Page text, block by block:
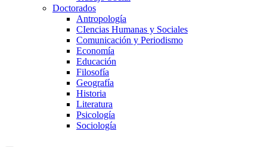
Doctorados
Antropología
CIencias Humanas y Sociales
Comunicación y Periodismo
Economía
Educación
Filosofía
Geografía
Historia
Literatura
Psicología
Sociología